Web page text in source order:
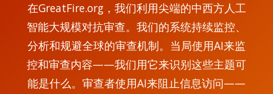
在GreatFire.org，我们利用尖端的中西方人工
智能大规模对抗审查。我们的系统持续监控、
分析和规避全球的审查机制。当局使用AI来监
控和审查内容——我们用它来识别这些主题可
能是什么。审查者使用AI来阻止信息访问——